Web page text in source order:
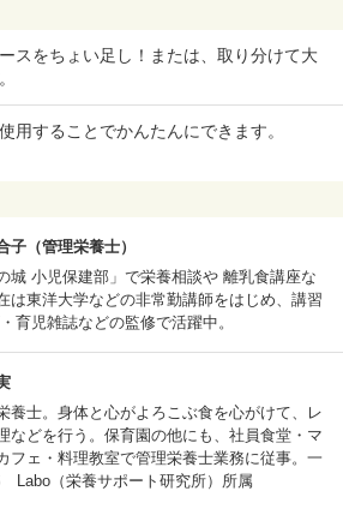
スをちょい足し！または、取り分けて大
用することでかんたんにできます。
子（管理栄養士）
城 小児保建部」で栄養相談や 離乳食講座な
は東洋大学などの非常勤講師をはじめ、講習
育児雑誌などの監修で活躍中。
養士。身体と心がよろこぶ食を心がけて、レ
などを行う。保育園の他にも、社員食堂・マ
フェ・料理教室で管理栄養士業務に従事。一
Labo（栄養サポート研究所）所属